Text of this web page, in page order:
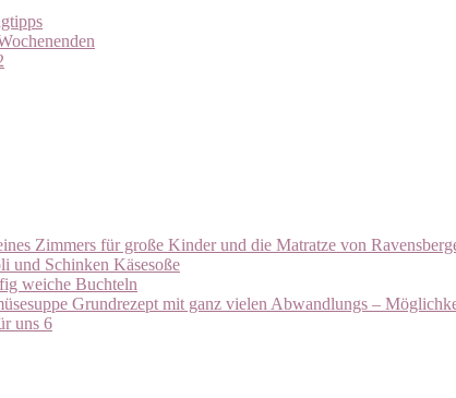
Zimmers für große Kinder und die Matratze von
und Schinken Käsesoße
weiche Buchteln
Grundrezept mit ganz vielen Abwandlungs –
uns 6